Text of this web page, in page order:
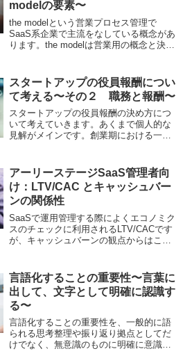
modelの要素〜
the modelという営業プロセス管理で
SaaS系企業で主流をなしている概念があ
ります。the modelは営業用の概念と決め
今回の記事の狙いです。
スタートアップの役員報酬につい
て考える〜その２ 職務と報酬〜
スタートアップの役員報酬の決め方につ
いて考えていきます。あくまで個人的な
見解がメインです。創業期における一般
ます。第2回の今回はCEOの報酬設計に
ついてです。職務と関連指標の連動設計
の基本を説明しています。
アーリーステージSaaS管理者向
け：LTV/CAC とキャッシュバー
ンの関係性
SaaSで運用管理する際によくエコノミク
スのチェックに利用されるLTV/CACです
が、キャッシュバーンの観点からはこれ
増減のパターンを把握して事業運用しま
しょう。
言語化することの重要性〜言葉に
出して、文字として明確に認識す
る〜
言語化することの重要性を、一般的に語
られる思考整理や振り返り拠点としてだ
けでなく、無意識のものに明確に意識を